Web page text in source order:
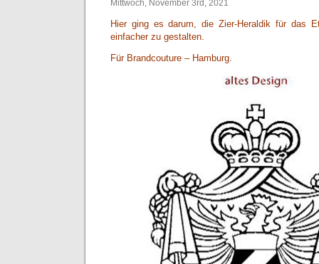
Mittwoch, November 3rd, 2021
Hier ging es darum, die Zier-Heraldik für das
einfacher zu gestalten.
Für Brandcouture – Hamburg.